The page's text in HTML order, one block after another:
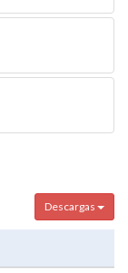
Descargas